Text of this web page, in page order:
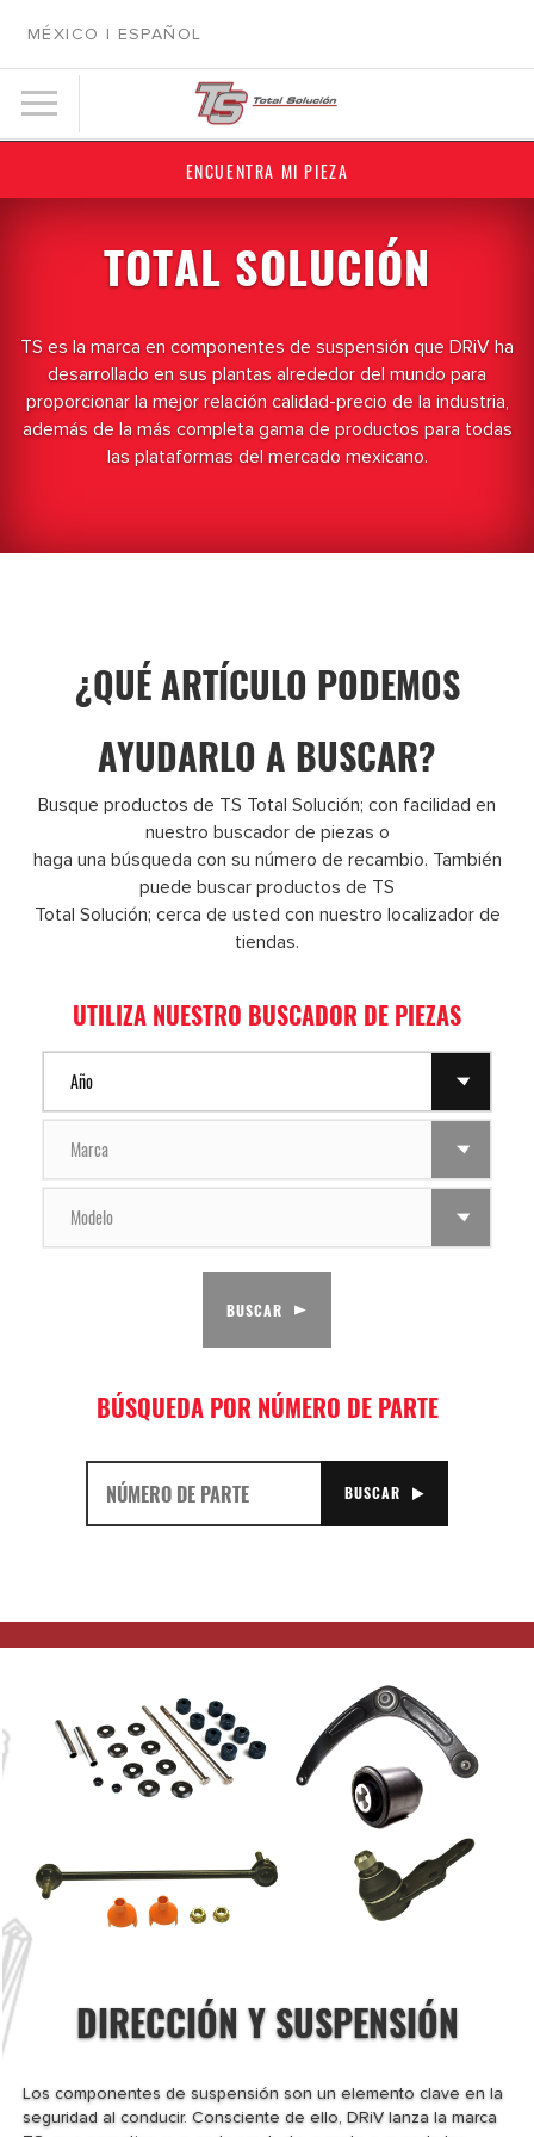
MÉXICO | ESPAÑOL
ENCUENTRA MI PIEZA
TOTAL SOLUCIÓN
TS es la marca en componentes de suspensión que DRiV ha
desarrollado en sus plantas alrededor del mundo para
proporcionar la mejor relación calidad-precio de la industria,
además de la más completa gama de productos para todas
las plataformas del mercado mexicano.
¿QUÉ ARTÍCULO PODEMOS
AYUDARLO A BUSCAR?
Busque productos de TS Total Solución; con facilidad en
nuestro buscador de piezas o
haga una búsqueda con su número de recambio. También
puede buscar productos de TS
Total Solución; cerca de usted con nuestro localizador de
tiendas.
UTILIZA NUESTRO BUSCADOR DE PIEZAS
SEARCH
FOR
AÑO
SEARCH
FOR
MARCA
SEARCH
FOR
MODELO
BUSCAR
BÚSQUEDA POR NÚMERO DE PARTE
BUSCAR
DIRECCIÓN Y SUSPENSIÓN
Los componentes de suspensión son un elemento clave en la
seguridad al conducir. Consciente de ello, DRiV lanza la marca